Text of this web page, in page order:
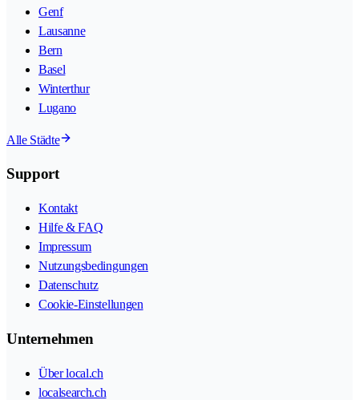
Genf
Lausanne
Bern
Basel
Winterthur
Lugano
Alle Städte
Support
Kontakt
Hilfe & FAQ
Impressum
Nutzungsbedingungen
Datenschutz
Cookie-Einstellungen
Unternehmen
Über local.ch
localsearch.ch